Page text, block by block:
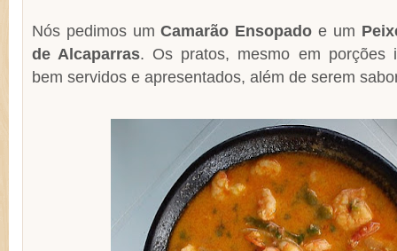
Nós pedimos umCamarão Ensopado e um
de Alcaparras. Os pratos, mesmo em porções
bem servidos e apresentados, além de serem